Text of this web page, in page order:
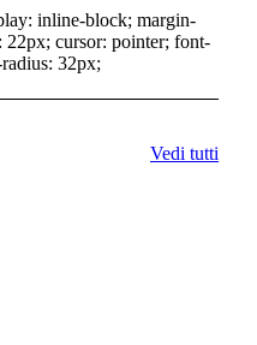
inline-block; margin-
cursor: pointer; font-
32px;
Vedi tutti